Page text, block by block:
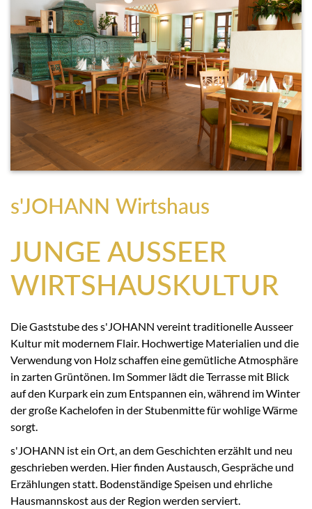
s'JOHANN Wirtshaus
JUNGE AUSSEER
WIRTSHAUSKULTUR
Die Gaststube des s'JOHANN vereint traditionelle Ausseer
Kultur mit modernem Flair. Hochwertige Materialien und die
Verwendung von Holz schaffen eine gemütliche Atmosphäre
in zarten Grüntönen. Im Sommer lädt die Terrasse mit Blick
auf den Kurpark ein zum Entspannen ein, während im Winter
der große Kachelofen in der Stubenmitte für wohlige Wärme
sorgt.
s'JOHANN ist ein Ort, an dem Geschichten erzählt und neu
geschrieben werden. Hier finden Austausch, Gespräche und
Erzählungen statt. Bodenständige Speisen und ehrliche
Hausmannskost aus der Region werden serviert.